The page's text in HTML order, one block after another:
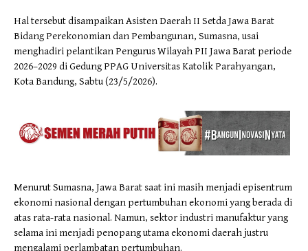
Hal tersebut disampaikan Asisten Daerah II Setda Jawa Barat
Bidang Perekonomian dan Pembangunan, Sumasna, usai
menghadiri pelantikan Pengurus Wilayah PII Jawa Barat periode
2026–2029 di Gedung PPAG Universitas Katolik Parahyangan,
Kota Bandung, Sabtu (23/5/2026).
Menurut Sumasna, Jawa Barat saat ini masih menjadi episentrum
ekonomi nasional dengan pertumbuhan ekonomi yang berada di
atas rata-rata nasional. Namun, sektor industri manufaktur yang
selama ini menjadi penopang utama ekonomi daerah justru
mengalami perlambatan pertumbuhan.